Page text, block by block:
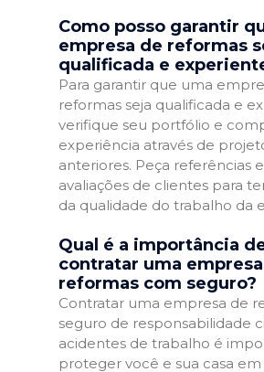
Como posso garantir
empresa de reformas
qualificada e
Para garantir que uma
reformas seja qualificada e
verifique seu portfólio e
experiência através de
anteriores. Peça referências
avaliações de clientes para
da qualidade do trabalho da
Qual é a importância
contratar uma
reformas com seguro?
Contratar uma empresa de
seguro de responsabilidade
acidentes de trabalho é
proteger você e sua casa em